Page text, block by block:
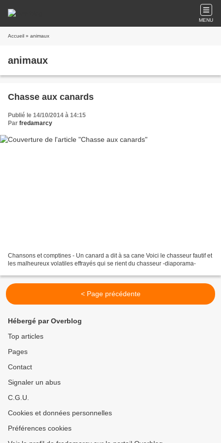
MENU
Accueil » animaux
animaux
Chasse aux canards
Publié le 14/10/2014 à 14:15
Par fredamarcy
Chansons et comptines - Un canard a dit à sa cane Voici le chasseur fautif et
les malheureux volatiles effrayés qui se rient du chasseur -diaporama-
< Page précédente
Hébergé par Overblog
Top articles
Pages
Contact
Signaler un abus
C.G.U.
Cookies et données personnelles
Préférences cookies